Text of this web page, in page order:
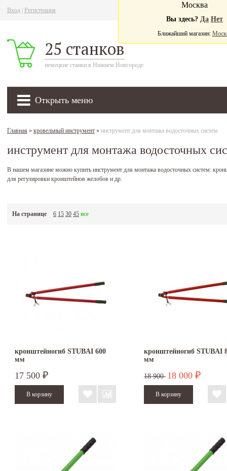
Вход Регистрация
25 станков
немецкие станки в Нижнем Новгороде
Открыть меню
Москва
Вы здесь? Да Нет
Ближайший магазин:
Главная » кровельный инструмент » инструмент для монтажа водосточных систем
инструмент для монтажа водосточных
В нашем магазине можно купить инструмент для монтажа водосточных систем:
для регулировки кронштейнов желобов и др.
На странице 6 15 30 45 все
кронштейногиб STUBAI 600
мм
17 500 ₽
кронштейногиб STUBAI
мм
18 900 18 000 ₽